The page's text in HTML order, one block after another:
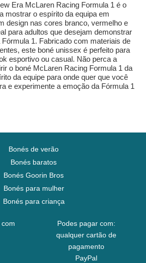
Era McLaren Racing Formula 1 é o
mostrar o espírito da equipa em
design nas cores branco, vermelho e
para adultos que desejam demonstrar
1. Fabricado com materiais de
este boné unissex é perfeito para
esportivo ou casual. Não perca a
o boné McLaren Racing Formula 1 da
da equipe para onde quer que você
e experimente a emoção da Fórmula 1
Bonés de verão
Bonés baratos
Bonés Goorin Bros
Bonés para mulher
Bonés para criança
Podes pagar com:
qualquer cartão de
pagamento
PayPal